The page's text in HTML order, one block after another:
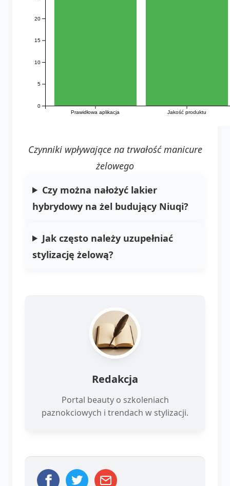
Prawidłowa aplikacja Jakość produktu
0
5
10
15
20
Czynniki wpływające na trwałość manicure
żelowego
Czy można nałożyć lakier
hybrydowy na żel budujący Niuqi?
Jak często należy uzupełniać
stylizację żelową?
Redakcja
Portal beauty o szkoleniach
paznokciowych i trendach w stylizacji.